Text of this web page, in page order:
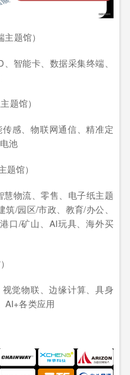
题馆）
智能卡、数据采集终端、
题馆）
感、物联网通信、精准定
池
题馆）
物流、零售、电子纸主题
/园区/市政、教育/办公、
口/矿山、AI玩具、海外买
觉物联、边缘计算、具身
AI+各类应用